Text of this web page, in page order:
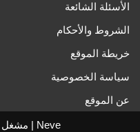
الأسئلة الشائعة
الشروط والأحكام
خريطة الموقع
سياسة الخصوصية
عن الموقع
Neve | مشغل